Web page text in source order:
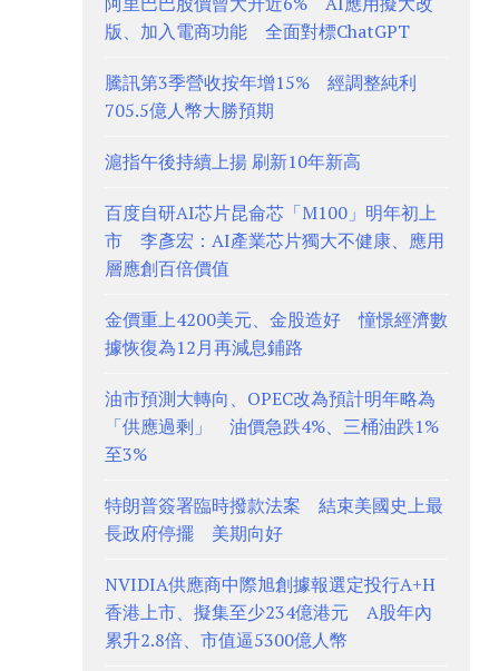
版、加入電商功能 全面對標ChatGPT
騰訊第3季營收按年增15% 經調整純利
705.5億人幣大勝預期
滬指午後持續上揚 刷新10年新高
百度自研AI芯片昆侖芯「M100」明年初上
市 李彥宏：AI產業芯片獨大不健康、應用
層應創百倍價值
金價重上4200美元、金股造好 憧憬經濟數
據恢復為12月再減息鋪路
油市預測大轉向、OPEC改為預計明年略為
「供應過剩」 油價急跌4%、三桶油跌1%
至3%
特朗普簽署臨時撥款法案 結束美國史上最
長政府停擺 美期向好
NVIDIA供應商中際旭創據報選定投行A+H
香港上市、擬集至少234億港元 A股年內
累升2.8倍、市值逼5300億人幣